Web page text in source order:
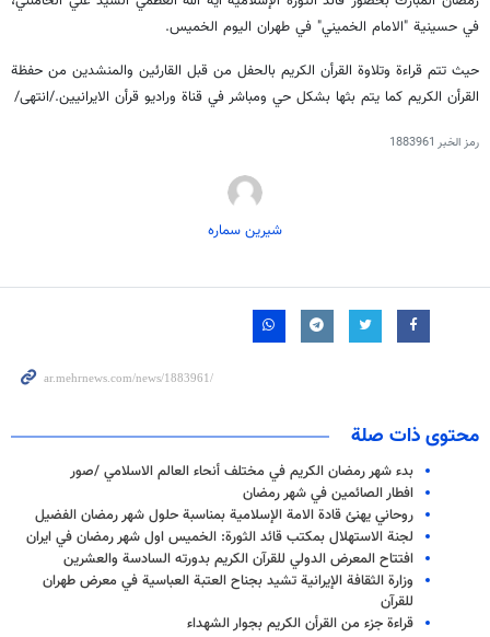
في حسينية "الامام الخميني" في طهران اليوم الخميس.
حيث تتم قراءة وتلاوة القرأن الكريم بالحفل من قبل القارئين والمنشدين من حفظة
القرأن الكريم كما يتم بثها بشكل حي ومباشر في قناة وراديو قرأن الايرانيين./انتهى/
رمز الخبر 1883961
شیرین سماره
محتوى ذات صلة
بدء شهر رمضان الكريم في مختلف أنحاء العالم الاسلامي /صور
افطار الصائمين في شهر رمضان
روحاني يهنئ قادة الامة الإسلامية بمناسبة حلول شهر رمضان الفضيل
لجنة الاستهلال بمكتب قائد الثورة: الخميس اول شهر رمضان في ايران
افتتاح المعرض الدولي للقرآن الكريم بدورته السادسة والعشرين
وزارة الثقافة الإيرانية تشيد بجناح العتبة العباسية في معرض طهران
للقرآن
قراءة جزء من القرأن الكريم بجوار الشهداء